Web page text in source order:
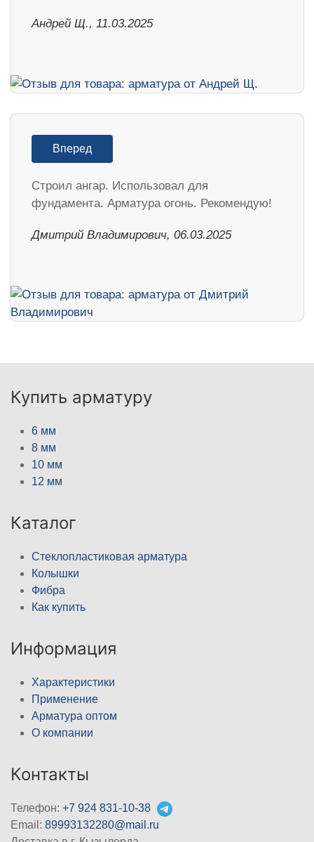
Андрей Щ., 11.03.2025
Вперед
Строил ангар. Использовал для
фундамента. Арматура огонь. Рекомендую!
Дмитрий Владимирович, 06.03.2025
Купить арматуру
6 мм
8 мм
10 мм
12 мм
Каталог
Стеклопластиковая арматура
Колышки
Фибра
Как купить
Информация
Характеристики
Применение
Арматура оптом
О компании
Контакты
Телефон: +7 924 831-10-38
Email: 89993132280@mail.ru